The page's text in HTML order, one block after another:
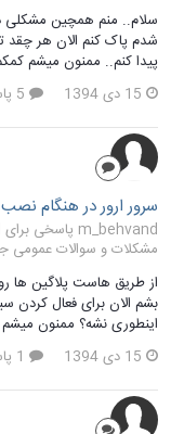
سلام.. منم همچین مشکلی
شدم پاک کنم الان هر چقد
پیدا کنم.. ممنون میشم
15 دی 1394
سرور ارور در هنگام
m_behvand پاسخی برای m_behvand در یک موضوع ارسال کرد در
مشکلات و سوالات عمومی جوملا 3
از طریق هاست پلاگین ها
بشم الان برای فعال کردن
اینطوری نشه؟ ممنون
15 دی 1394